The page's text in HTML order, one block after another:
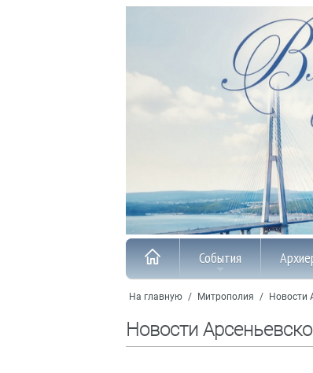
События
На главную / Митрополия / Новости
Новости